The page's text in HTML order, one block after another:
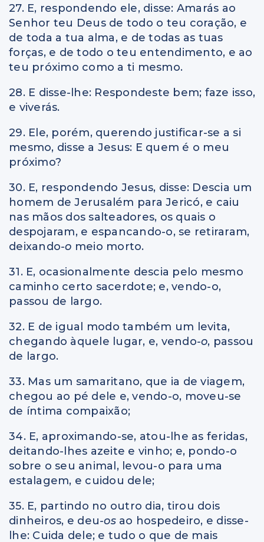
27. E, respondendo ele, disse: Amarás ao
Senhor teu Deus de todo o teu coração, e
de toda a tua alma, e de todas as tuas
forças, e de todo o teu entendimento, e ao
teu próximo como a ti mesmo.
28. E disse-lhe: Respondeste bem; faze isso,
e viverás.
29. Ele, porém, querendo justificar-se a si
mesmo, disse a Jesus: E quem é o meu
próximo?
30. E, respondendo Jesus, disse: Descia um
homem de Jerusalém para Jericó, e caiu
nas mãos dos salteadores, os quais o
despojaram, e espancando-o, se retiraram,
deixando-o meio morto.
31. E, ocasionalmente descia pelo mesmo
caminho certo sacerdote; e, vendo-o,
passou de largo.
32. E de igual modo também um levita,
chegando àquele lugar, e, vendo-o, passou
de largo.
33. Mas um samaritano, que ia de viagem,
chegou ao pé dele e, vendo-o, moveu-se
de íntima compaixão;
34. E, aproximando-se, atou-lhe as feridas,
deitando-lhes azeite e vinho; e, pondo-o
sobre o seu animal, levou-o para uma
estalagem, e cuidou dele;
35. E, partindo no outro dia, tirou dois
dinheiros, e deu-os ao hospedeiro, e disse-
lhe: Cuida dele; e tudo o que de mais